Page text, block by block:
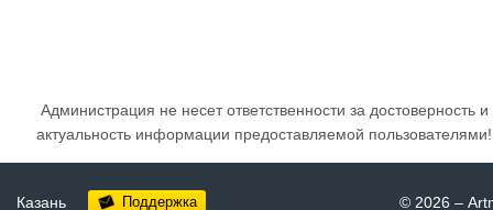
Администрация не несет ответственности за достоверность и
актуальность информации предоставляемой пользователями!
Казань Поддержка © 2026 –